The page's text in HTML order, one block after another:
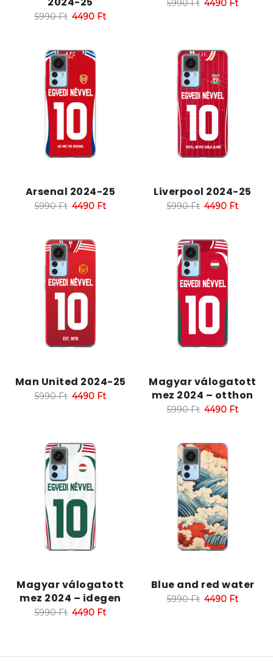
5990Ft 4490 Ft
5990Ft 4490 Ft
Arsenal 2024-25
5990Ft 4490 Ft
Liverpool 2024-25
5990Ft 4490 Ft
Man United 2024-25
5990Ft 4490 Ft
Magyar válogatott
mez 2024 – otthon
5990Ft 4490 Ft
Magyar válogatott
mez 2024 – idegen
5990Ft 4490 Ft
Blue and red water
5990Ft 4490 Ft